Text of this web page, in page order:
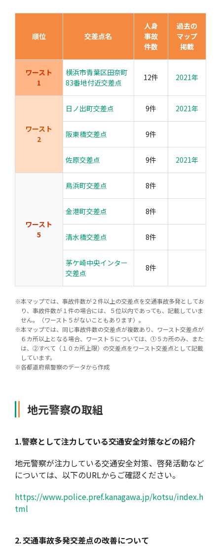
順位 交差点名
人身
事故
件数
過去の
マップ
掲載
ワースト
1
横浜市青葉区田奈町
83番地付近交差点
12件 2021年
ワースト
2
日ノ出町交差点 9件 2021年
阪東橋交差点 9件
佐原交差点 9件 2021年
ワースト
5
鳥浜町交差点 8件
金港町交差点 8件
清水橋交差点 8件
茅ケ崎中央インター
交差点
8件
※本マップでは、事故件数が２件以上の交差点を交通事故多発としてお
り、事故件数が１件の場合には、５位以内であっても、記載していま
せん。（ワースト５がないこともあります）。
※本マップでは、同じ事故件数の交差点が複数あり、ワースト交差点が
６カ所以上となる場合、ワースト５については、①５カ所のみ、また
は、②すべて（１０カ所上限）の交差点をワースト交差点として記載
しています。
※各都道府県警察のデータから作成
地元警察の取組
1.警察として注力している交通安全対策などの紹介
地元警察が注力している交通安全対策、啓発活動など
については、以下のURLからご確認ください。
https://www.police.pref.kanagawa.jp/kotsu/index.h
tml
2.交通事故多発交差点の改善について